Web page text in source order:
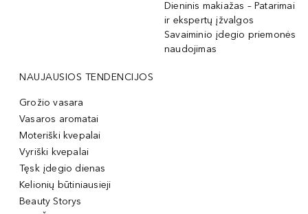
Dieninis makiažas – Patarimai
ir ekspertų įžvalgos
Savaiminio įdegio priemonės
naudojimas
NAUJAUSIOS TENDENCIJOS
Grožio vasara
Vasaros aromatai
Moteriški kvepalai
Vyriški kvepalai
Tęsk įdegio dienas
Kelionių būtiniausieji
Beauty Storys